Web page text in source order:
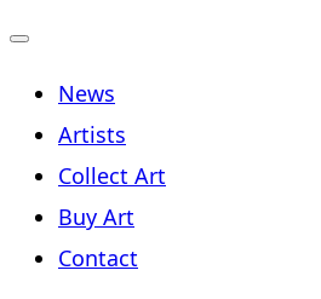
navigation
News
Artists
Collect Art
Buy Art
Contact